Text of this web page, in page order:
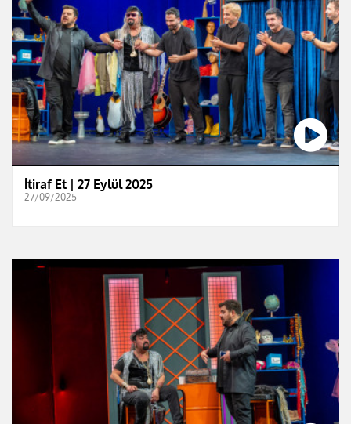
İtiraf Et | 27 Eylül 2025
27/09/2025